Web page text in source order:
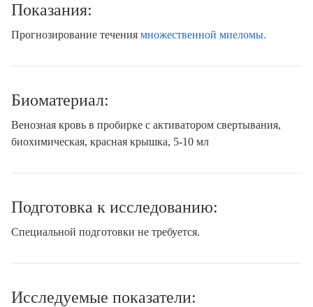
Показания:
Прогнозирование течения множественной миеломы.
Биоматериал:
Венозная кровь в пробирке с активатором свертывания,
биохимическая, красная крышка, 5-10 мл
Подготовка к исследованию:
Специальной подготовки не требуется.
Исследуемые показатели: